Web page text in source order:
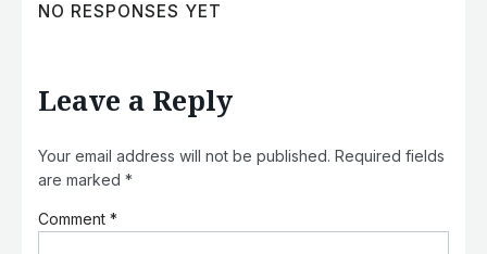
NO RESPONSES YET
Leave a Reply
Your email address will not be published. Required fields
are marked *
Comment *